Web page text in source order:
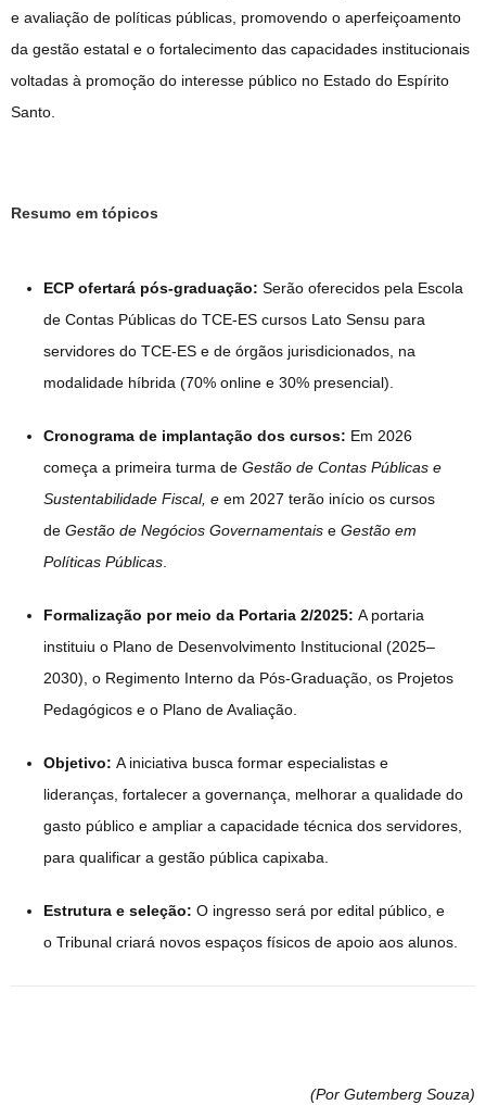
e avaliação de políticas públicas, promovendo o aperfeiçoamento
da gestão estatal e o fortalecimento das capacidades institucionais
voltadas à promoção do interesse público no Estado do Espírito
Santo.
Resumo em tópicos
ECP ofertará pós-graduação: Serão oferecidos pela Escola
de Contas Públicas do TCE-ES cursos Lato Sensu para
servidores do TCE-ES e de órgãos jurisdicionados, na
modalidade híbrida (70% online e 30% presencial).
Cronograma de implantação dos cursos: Em 2026
começa a primeira turma de Gestão de Contas Públicas e
Sustentabilidade Fiscal, e em 2027 terão início os cursos
de Gestão de Negócios Governamentais e Gestão em
Políticas Públicas
Formalização por meio da Portaria 2/2025: A portaria
instituiu o Plano de Desenvolvimento Institucional (2025–
2030), o Regimento Interno da Pós-Graduação, os Projetos
Pedagógicos e o Plano de Avaliação.
Objetivo: A iniciativa busca formar especialistas e
lideranças, fortalecer a governança, melhorar a qualidade do
gasto público e ampliar a capacidade técnica dos servidores,
para qualificar a gestão pública capixaba.
Estrutura e seleção: O ingresso será por edital público, e
o Tribunal criará novos espaços físicos de apoio aos alunos.
(Por Gutemberg Souza)